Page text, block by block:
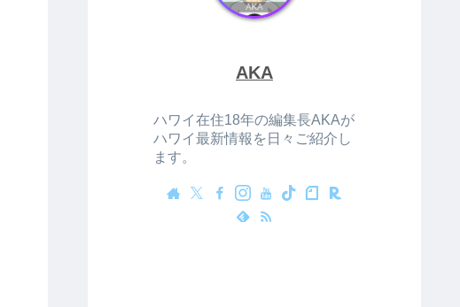
AKA
ハワイ在住18年の編集長AKAが
ハワイ最新情報を日々ご紹介し
ます。